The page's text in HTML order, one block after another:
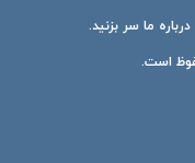
ما سر بزنید.
است.